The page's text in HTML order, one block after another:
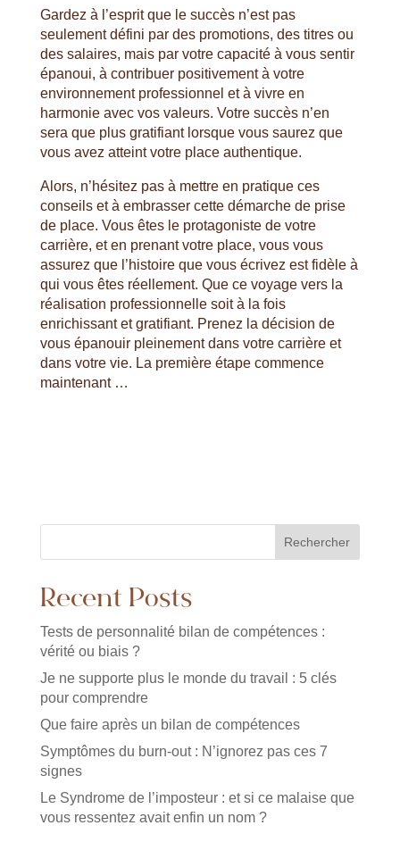
Gardez à l’esprit que le succès n’est pas
seulement défini par des promotions, des titres ou
des salaires, mais par votre capacité à vous sentir
épanoui, à contribuer positivement à votre
environnement professionnel et à vivre en
harmonie avec vos valeurs. Votre succès n’en
sera que plus gratifiant lorsque vous saurez que
vous avez atteint votre place authentique.
Alors, n’hésitez pas à mettre en pratique ces
conseils et à embrasser cette démarche de prise
de place. Vous êtes le protagoniste de votre
carrière, et en prenant votre place, vous vous
assurez que l’histoire que vous écrivez est fidèle à
qui vous êtes réellement. Que ce voyage vers la
réalisation professionnelle soit à la fois
enrichissant et gratifiant. Prenez la décision de
vous épanouir pleinement dans votre carrière et
dans votre vie. La première étape commence
maintenant …
Rechercher
Recent Posts
Tests de personnalité bilan de compétences :
vérité ou biais ?
Je ne supporte plus le monde du travail : 5 clés
pour comprendre
Que faire après un bilan de compétences
Symptômes du burn-out : N’ignorez pas ces 7
signes
Le Syndrome de l’imposteur : et si ce malaise que
vous ressentez avait enfin un nom ?